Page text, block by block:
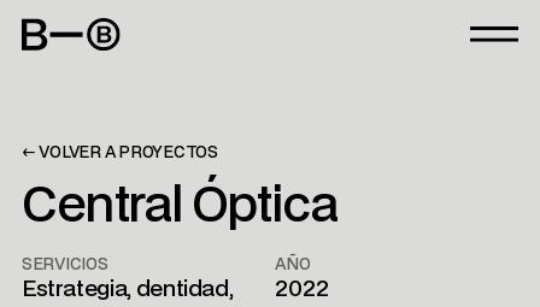
← VOLVER A PROYECTOS
Central Óptica
SERVICIOS
Estrategia, dentidad,
AÑO
2022